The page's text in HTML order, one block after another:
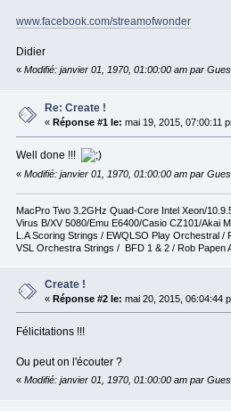
www.facebook.com/streamofwonder
Didier
« Modifié: janvier 01, 1970, 01:00:00 am par
Re: Create !
« Réponse #1 le: mai 19, 2015, 07:00:11
Well done !!!
« Modifié: janvier 01, 1970, 01:00:00 am par
MacPro Two 3.2GHz Quad-Core Intel Xeon/
Virus B/XV 5080/Emu E6400/Casio CZ101/Akai
L.A Scoring Strings / EWQLSO Play Orchestral
VSL Orchestra Strings / BFD 1 & 2 / Rob Papen
Create !
«Réponse #2 le: mai 20, 2015, 06:04:44
Félicitations !!!
Ou peut on l'écouter ?
« Modifié: janvier 01, 1970, 01:00:00 am par